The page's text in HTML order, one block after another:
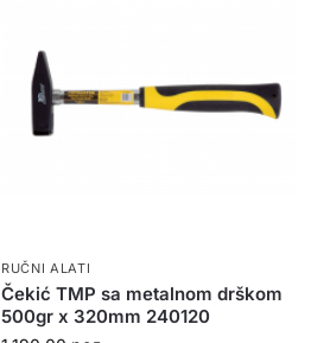
RUČNI ALATI
Čekić TMP sa metalnom drškom
500gr x 320mm 240120